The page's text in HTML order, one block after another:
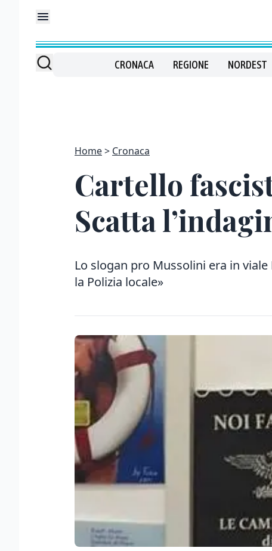
CRONACA REGIONE NORDEST
Home Cronaca
Cartello
Scatta
Lo slogan pro Mussolini era in
la Polizia locale»